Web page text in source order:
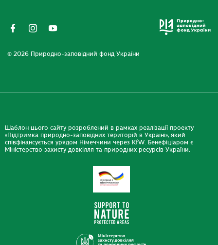
© 2026 Природно-заповідний фонд України
Шаблон цього сайту розроблений в рамках реалізації проекту
«Підтримка природно-заповідних територій в Україні», який
співфінансується урядом Німеччини через KfW. Бенефіціаром є
Міністерство захисту довкілля та природних ресурсів України.